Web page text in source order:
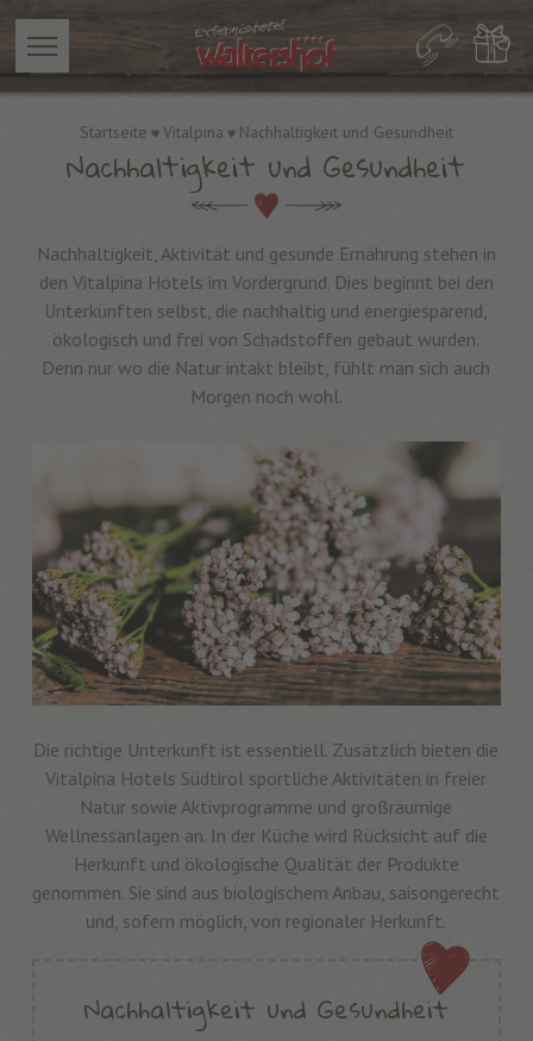
Startseite Vitalpina Nachhaltigkeit und Gesundheit
Nachhaltigkeit und Gesundheit
Nachhaltigkeit, Aktivität und gesunde Ernährung stehen in
den Vitalpina Hotels im Vordergrund. Dies beginnt bei den
Unterkünften selbst, die nachhaltig und energiesparend,
ökologisch und frei von Schadstoffen gebaut wurden.
Denn nur wo die Natur intakt bleibt, fühlt man sich auch
Morgen noch wohl.
Die richtige Unterkunft ist essentiell. Zusätzlich bieten die
Vitalpina Hotels Südtirol sportliche Aktivitäten in freier
Natur sowie Aktivprogramme und großräumige
Wellnessanlagen an. In der Küche wird Rücksicht auf die
Herkunft und ökologische Qualität der Produkte
genommen. Sie sind aus biologischem Anbau, saisongerecht
und, sofern möglich, von regionaler Herkunft.
Nachhaltigkeit und Gesundheit